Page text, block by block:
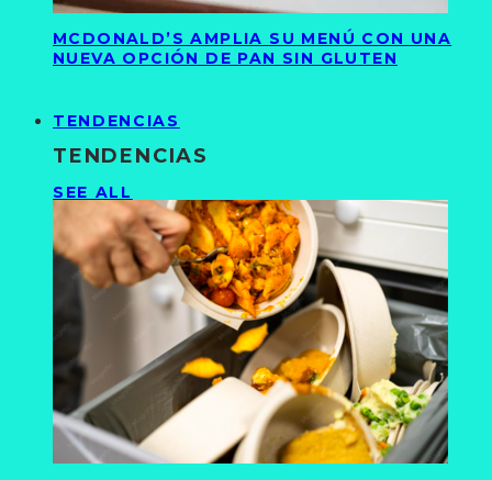
MCDONALD’S AMPLIA SU MENÚ CON UNA
NUEVA OPCIÓN DE PAN SIN GLUTEN
TENDENCIAS
TENDENCIAS
SEE ALL